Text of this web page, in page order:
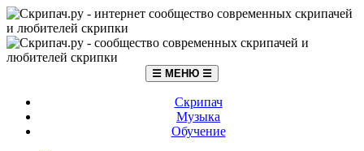
☰ МЕНЮ ☰
Скрипач
Музыка
Обучение